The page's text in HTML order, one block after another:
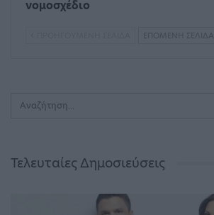
νομοσχέδιο
ΕΠΌΜΕΝΗ ΣΕΛΊΔΑ
Τελευταίες Δημοσιεύσεις